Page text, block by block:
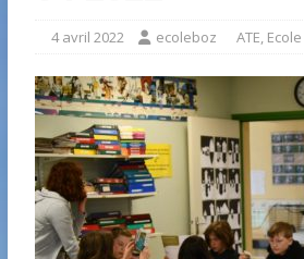
4 avril 2022 ecoleboz ATE,